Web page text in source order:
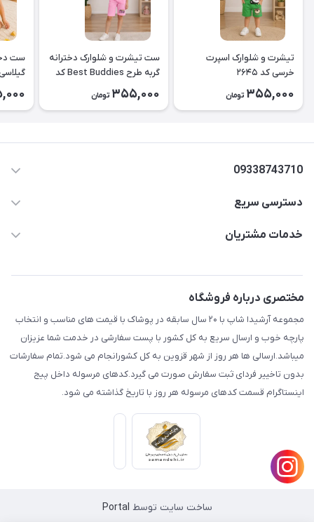
تیشرت و شلوارک اسپرت
خرسی کد ۲۶۴۵
355,000 تومان
ست تیشرت و شلوارک دخترانه
گربه طرح Best Buddies کد
355,000 تومان
ست
09338743710
دسترسی سریع
حساب کاربری
لیست محصولات
درباره ما
تماس با ما
خدمات مشتریان
مختصری درباره فروشگاه
مجموعه آرشیدا شاپ با ۲۰ سال سابقه در پوشاک با قیمت های مناسب و انتخاب
پارچه خوب و ارسال سریع به کل کشور با پست سفارشی در خدمت شما عزیزان
میباشد.ارسالی ها هر روز از شهر قزوین به کل کشورانجام می شود.تمام سفارشات
بدون تاخییر فردای ثبت سفارش صورت می گیرد.کدهای مرسوله داخل پیج
اینستاگرام قسمت کدهای مرسوله هر روز با تاریخ گذاشته می شود.
ساخت سایت توسط Portal